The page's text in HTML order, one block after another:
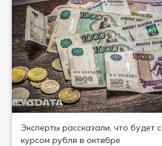
Эксперты рассказали, что будет с
курсом рубля в октябре